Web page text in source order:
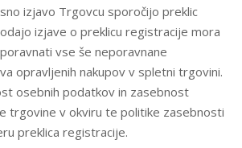
izjavo Trgovcu sporočijo preklic
izjave o preklicu registracije mora
vse še neporavnane
opravljenih nakupov v spletni trgovini.
osebnih podatkov in zasebnost
trgovine v okviru te politike zasebnosti
preklica registracije.